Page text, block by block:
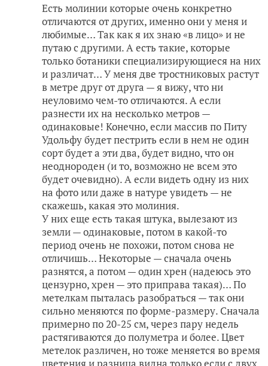
Есть молинии которые очень конкретно
отличаются от других, именно они у меня и
любимые… Так как я их знаю «в лицо» и не
путаю с другими. А есть такие, которые
только ботаники специализирующиеся на них
и различат… У меня две тростниковых растут
в метре друг от друга — я вижу, что ни
неуловимо чем-то отличаются. А если
разнести их на несколько метров —
одинаковые! Конечно, если массив по Питу
Удольфу будет пестрить если в нем не один
сорт будет а эти два, будет видно, что он
неоднороден (и то, возможно не всем это
будет очевидно). А если видеть одну из них
на фото или даже в натуре увидеть — не
скажешь, какая это молиния.
У них еще есть такая штука, вылезают из
земли — одинаковые, потом в какой-то
период очень не похожи, потом снова не
отличишь… Некоторые — сначала очень
разнятся, а потом — один хрен (надеюсь это
цензурно, хрен — это приправа такая)… По
метелкам пыталась разобраться — так они
сильно меняются по форме-размеру. Сначала
примерно по 20-25 см, через пару недель
растягиваются до полуметра и более. Цвет
метелок различен, но тоже меняется во время
цветения и разница видна только если с двух